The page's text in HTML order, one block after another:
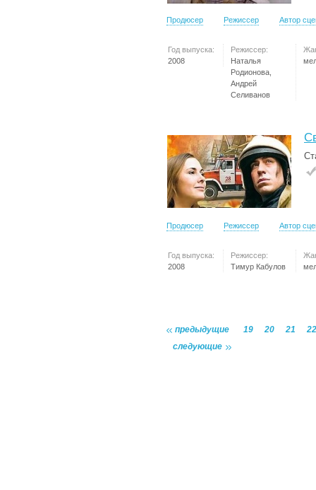
Продюсер Режиссер Автор
Год выпуска:
2008
Режиссер:
Наталья
Родионова,
Андрей
Селиванов
Продюсер Режиссер Автор
Год выпуска:
2008
Режиссер:
Тимур Кабулов
предыдущие 19 20 21
22
следующие